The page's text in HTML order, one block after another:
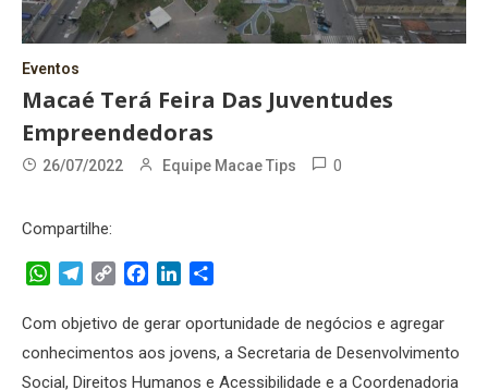
Eventos
Macaé Terá Feira Das Juventudes
Empreendedoras
26/07/2022 Equipe Macae Tips 0
Compartilhe:
WhatsApp
Telegram
Copy
FacebookLinkedIn
Com objetivo de gerar oportunidade de negócios e agregar
conhecimentos aos jovens, a Secretaria de Desenvolvimento
Social, Direitos Humanos e Acessibilidade e a Coordenadoria